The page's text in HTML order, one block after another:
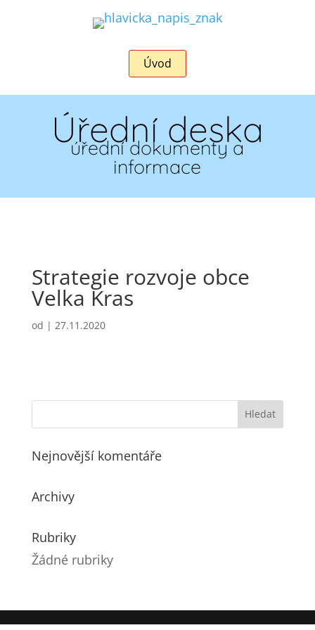
Úvod
Úřední deska
úřední dokumenty a
informace
Strategie rozvoje obce
Velka Kras
od | 27.11.2020
Nejnovější komentáře
Archivy
Rubriky
Žádné rubriky